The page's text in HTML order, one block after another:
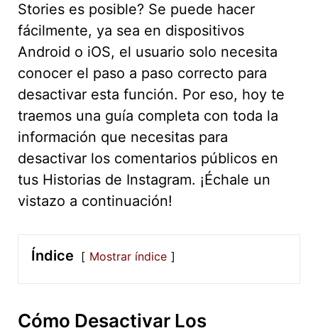
Stories es posible? Se puede hacer
fácilmente, ya sea en dispositivos
Android o iOS, el usuario solo necesita
conocer el paso a paso correcto para
desactivar esta función. Por eso, hoy te
traemos una guía completa con toda la
información que necesitas para
desactivar los comentarios públicos en
tus Historias de Instagram. ¡Échale un
vistazo a continuación!
Índice Mostrar índice
Cómo Desactivar Los